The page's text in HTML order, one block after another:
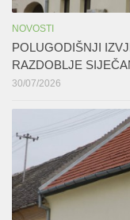
NOVOSTI
POLUGODIŠNJI
RAZDOBLJE
30/07/2026